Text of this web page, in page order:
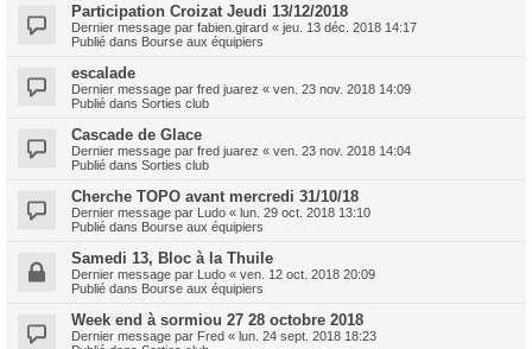
Participation Croizat Jeudi 13/12/2018
Dernier message par fabien.girard « jeu. 13 déc. 2018 14:17
Publié dans Bourse aux équipiers
escalade
Dernier message par fred juarez « ven. 23 nov. 2018 14:09
Publié dans Sorties club
Cascade de Glace
Dernier message par fred juarez « ven. 23 nov. 2018 14:04
Publié dans Sorties club
Cherche TOPO avant mercredi 31/10/18
Dernier message par Ludo « lun. 29 oct. 2018 13:10
Publié dans Bourse aux équipiers
Samedi 13, Bloc à la Thuile
Dernier message par Ludo « ven. 12 oct. 2018 20:09
Publié dans Bourse aux équipiers
Week end à sormiou 27 28 octobre 2018
Dernier message par Fred « lun. 24 sept. 2018 18:23